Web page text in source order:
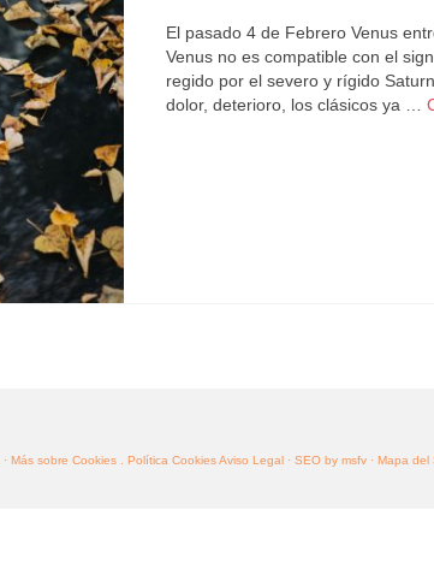
El pasado 4 de Febrero Venus
Venus no es compatible con el
regido por el severo y rígido
dolor, deterioro, los clásicos ya …
· Más sobre Cookies . Política CookiesAviso Legal · SEO by msfv · Mapa del